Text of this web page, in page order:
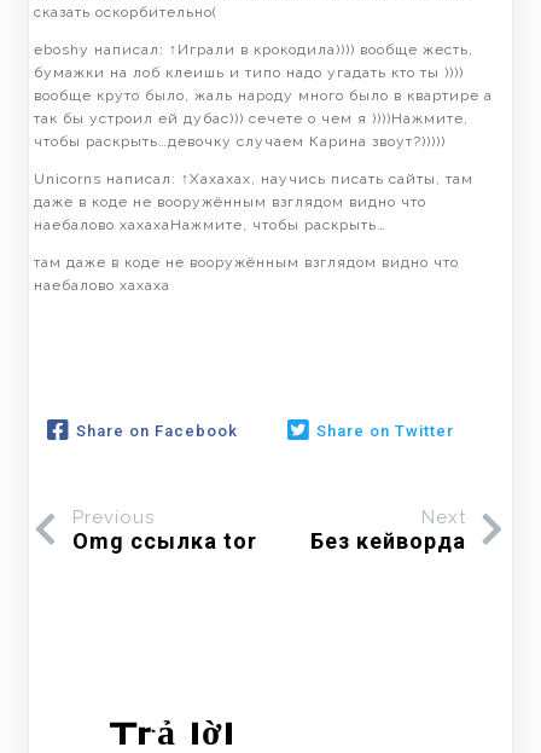
сказать оскорбительно(
eboshy написал: ↑Играли в крокодила)))) вообще жесть,
бумажки на лоб клеишь и типо надо угадать кто ты ))))
вообще круто было, жаль народу много было в квартире а
так бы устроил ей дубас))) сечете о чем я ))))Нажмите,
чтобы раскрыть…девочку случаем Карина звоут?)))))
Unicorns написал: ↑Хахахах, научись писать сайты, там
даже в коде не вооружённым взглядом видно что
наебалово хахахаНажмите, чтобы раскрыть…
там даже в коде не вооружённым взглядом видно что
наебалово хахаха
Share on Facebook Share on Twitter
Previous
Omg ссылка tor
Next
Без кейворда
Trả lời